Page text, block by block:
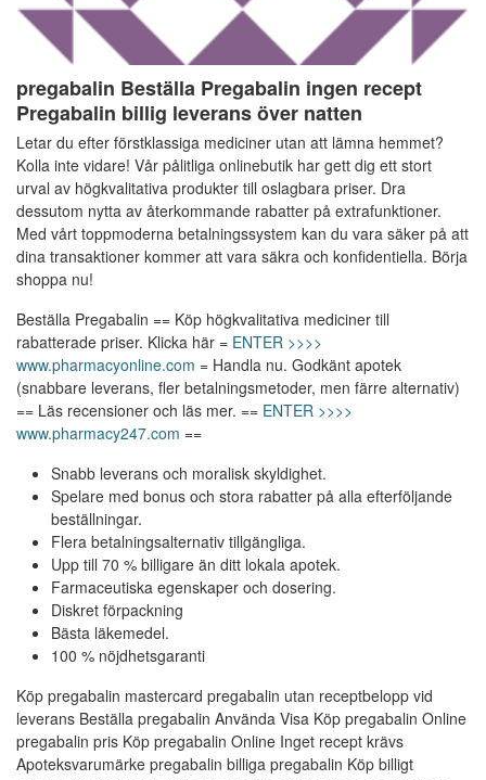
pregabalin Beställa Pregabalin ingen recept
Pregabalin billig leverans över natten
Letar du efter förstklassiga mediciner utan att lämna hemmet?
Kolla inte vidare! Vår pålitliga onlinebutik har gett dig ett stort
urval av högkvalitativa produkter till oslagbara priser. Dra
dessutom nytta av återkommande rabatter på extrafunktioner.
Med vårt toppmoderna betalningssystem kan du vara säker på att
dina transaktioner kommer att vara säkra och konfidentiella. Börja
shoppa nu!
Beställa Pregabalin == Köp högkvalitativa mediciner till
rabatterade priser. Klicka här = ENTER >>>>
www.pharmacyonline.com = Handla nu. Godkänt apotek
(snabbare leverans, fler betalningsmetoder, men färre alternativ)
== Läs recensioner och läs mer. == ENTER >>>>
www.pharmacy247.com ==
Snabb leverans och moralisk skyldighet.
Spelare med bonus och stora rabatter på alla efterföljande
beställningar.
Flera betalningsalternativ tillgängliga.
Upp till 70 % billigare än ditt lokala apotek.
Farmaceutiska egenskaper och dosering.
Diskret förpackning
Bästa läkemedel.
100 % nöjdhetsgaranti
Köp pregabalin mastercard pregabalin utan receptbelopp vid
leverans Beställa pregabalin Använda Visa Köp pregabalin Online
pregabalin pris Köp pregabalin Online Inget recept krävs
Apoteksvarumärke pregabalin billiga pregabalin Köp billigt